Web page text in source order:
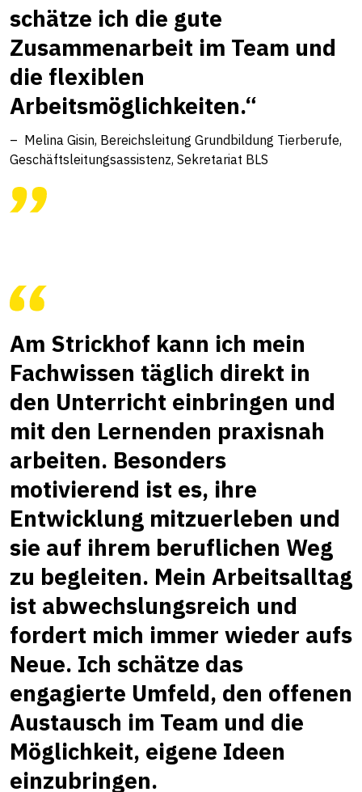
schätze ich die gute
Zusammenarbeit im Team und
die flexiblen
Arbeitsmöglichkeiten.“
Melina Gisin, Bereichsleitung Grundbildung Tierberufe,
Geschäftsleitungsassistenz, Sekretariat BLS
Am Strickhof kann ich mein
Fachwissen täglich direkt in
den Unterricht einbringen und
mit den Lernenden praxisnah
arbeiten. Besonders
motivierend ist es, ihre
Entwicklung mitzuerleben und
sie auf ihrem beruflichen Weg
zu begleiten. Mein Arbeitsalltag
ist abwechslungsreich und
fordert mich immer wieder aufs
Neue. Ich schätze das
engagierte Umfeld, den offenen
Austausch im Team und die
Möglichkeit, eigene Ideen
einzubringen.